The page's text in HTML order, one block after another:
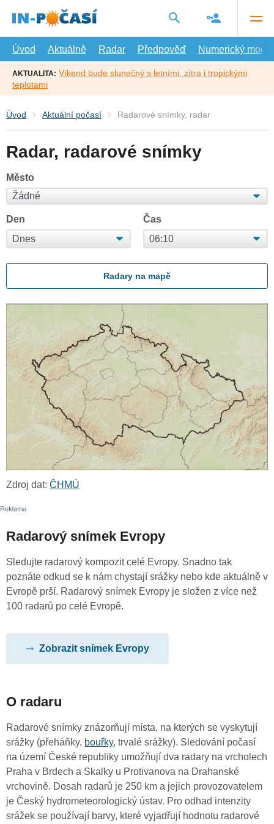
hlavní
Úvod
Aktuálně Radar Předpověď Numerický model
AKTUALITA: Víkend bude slunečný s letními, zítra i tropickými
teplotami
Úvod Aktuální počasí Radarové snímky, radar
Radar, radarové snímky
Město
Den Čas
Radary na mapě
Zdroj dat: ČHMÚ
Radarový snímek Evropy
Sledujte radarový kompozit celé Evropy. Snadno tak
poznáte odkud se k nám chystají srážky nebo kde aktuálně v
Evropě prší. Radarový snímek Evropy je složen z více než
100 radarů po celé Evropě.
Zobrazit snímek Evropy
O radaru
Radarové snímky znázorňují místa, na kterých se vyskytují
srážky (přeháňky, bouřky, trvalé srážky). Sledování počasí
na území České republiky umožňují dva radary na vrcholech
Praha v Brdech a Skalky u Protivanova na Drahanské
vrchovině. Dosah radarů je 250 km a jejich provozovatelem
je Český hydrometeorologický ústav. Pro odhad intenzity
srážek se používají barvy, které vyjadřují hodnotu radarové